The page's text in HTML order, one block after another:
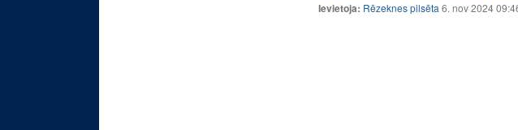
Ievietoja: Rēzeknes pilsēta 6. nov 2024